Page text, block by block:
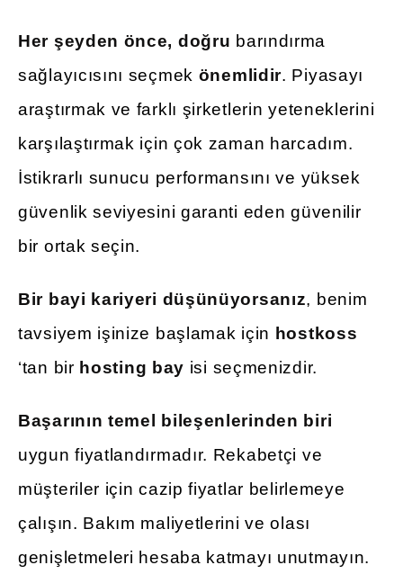
Her şeyden önce, doğru barındırma
sağlayıcısını seçmek önemlidir. Piyasayı
araştırmak ve farklı şirketlerin yeteneklerini
karşılaştırmak için çok zaman harcadım.
İstikrarlı sunucu performansını ve yüksek
güvenlik seviyesini garanti eden güvenilir
bir ortak seçin.
Bir bayi kariyeri düşünüyorsanız, benim
tavsiyem işinize başlamak için hostkoss
‘tan bir hosting bay isi seçmenizdir.
Başarının temel bileşenlerinden biri
uygun fiyatlandırmadır. Rekabetçi ve
müşteriler için cazip fiyatlar belirlemeye
çalışın. Bakım maliyetlerini ve olası
genişletmeleri hesaba katmayı unutmayın.